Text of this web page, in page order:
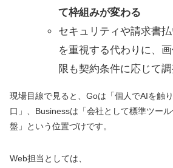
て枠組みが変わる
セキュリティや請求書
を重視する代わりに、
限も契約条件に応じて
現場目線で見ると、Goは「個人でAIを触
口」、Businessは「会社として標準ツー
盤」という位置づけです。
Web担当としては、